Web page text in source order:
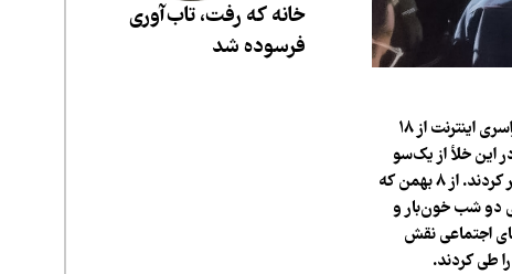
وقتی اعتراضات دی‌ماه آغاز شد، شبکه‌های اجتماعی هنوز میدان اصلی خبر بودند، اما با قطع سراسری اینترنت از ۱۸
این خلأ از یک‌سو
صداوسیما روایت رسمی خود را بازگو کرد و از سوی دیگر، تلویزیون‌های ماهواره‌ای ماجرا را تصویر کردند. از ۸ بهمن که
دو شب خون‌بار و
اجتماعی نقش
طی کردند.
خانه که رفت، تاب‌آوری
فرسوده شد